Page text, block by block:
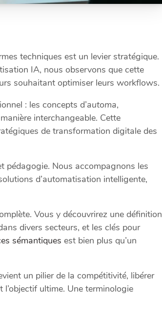
techniques est un levier stratégique.
IA, nous observons que cette
souhaitant optimiser leurs workflows.
: les concepts d’automa,
interchangeable. Cette
de transformation digitale des
pédagogie. Nous accompagnons les
d’automatisation intelligente,
Vous y découvrirez une définition
divers secteurs, et les clés pour
sémantiques est bien plus qu’un
un pilier de la compétitivité, libérer
ultime. Une terminologie